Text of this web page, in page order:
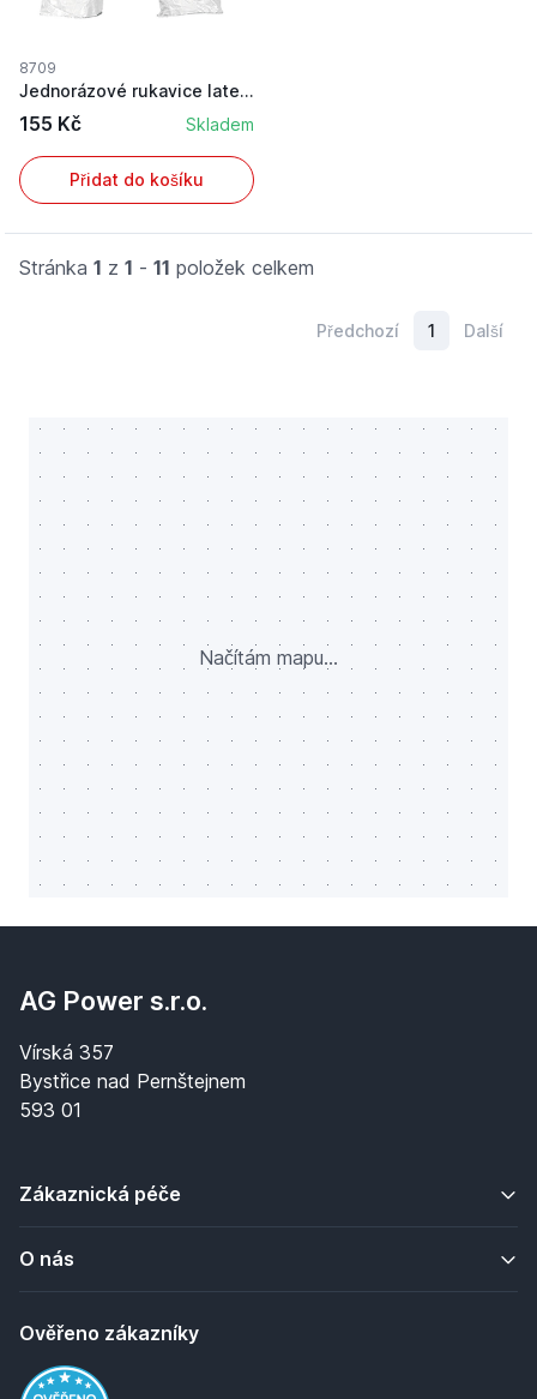
8709
Jednorázové rukavice latexové bílé, velikost 10...
155 Kč Skladem
Přidat do košíku
Stránka 1 z 1 - 11 položek celkem
Předchozí 1 Další
Načítám mapu...
AG Power s.r.o.
Vírská 357
Bystřice nad Pernštejnem
593 01
Zákaznická péče
O nás
Ověřeno zákazníky